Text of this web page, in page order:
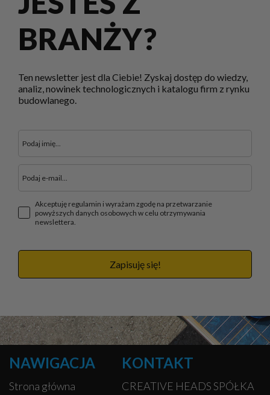
BRANŻY?
Ten newsletter jest dla Ciebie! Zyskaj dostęp do wiedzy,
analiz, nowinek technologicznych i katalogu firm z rynku
budowlanego.
Akceptuję regulamin i wyrażam zgodę na przetwarzanie
powyższych danych osobowych w celu otrzymywania
newslettera.
Zapisuję się!
NAWIGACJA
Strona główna
KONTAKT
CREATIVE HEADS SPÓŁKA